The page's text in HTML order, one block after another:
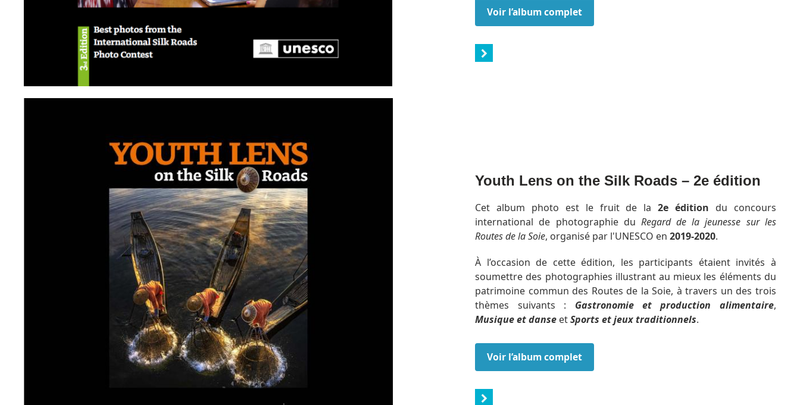
Voir l’album complet
Youth Lens on the Silk Roads – 2e édition
Cet album photo est le fruit de la2e édition du concours
international de photographie du Regard de la jeunesse sur les
Routes de la Soie, organisé par l'UNESCO en2019-2020.
À l’occasion de cette édition, les participants étaient invités à
soumettre des photographies illustrant au mieux les éléments du
patrimoine commun des Routes de la Soie, à travers un des trois
thèmes suivants : Gastronomie et production alimentaire,
Musique et danse etSports et jeux traditionnels.
Voir l’album complet